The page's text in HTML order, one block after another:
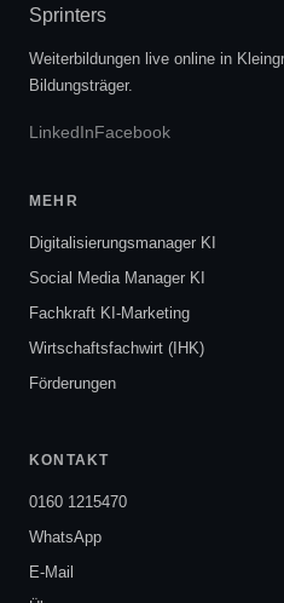
Weiterbildungen live online in
Bildungsträger.
LinkedInFacebook
MEHR
Digitalisierungsmanager KI
Social Media Manager KI
Fachkraft KI-Marketing
Wirtschaftsfachwirt (IHK)
Förderungen
KONTAKT
0160 1215470
WhatsApp
E-Mail